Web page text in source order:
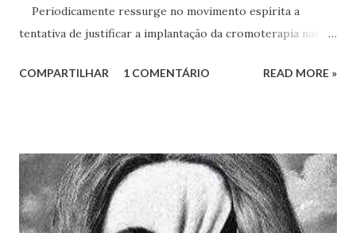
Periodicamente ressurge no movimento espírita a
tentativa de justificar a implantação da cromoterapia nas
Joanna de Ângelis, especialmente na obra Plenitude .
Joanna de Ângelis menciona a helioterapia e faz alusões à
cromoterapia no contexto da preservação da saúde física e
psíquica. Em nenhum momento, porém, recomenda sua
COMPARTILHAR 1 COMENTÁRIO READ MORE »